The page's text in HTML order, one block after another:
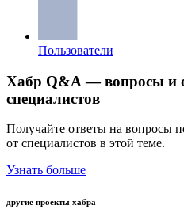
Пользователи
Хабр Q&A — вопросы и
специалистов
Получайте ответы на вопросы
от специалистов в этой теме.
Узнать больше
другие проекты хабра